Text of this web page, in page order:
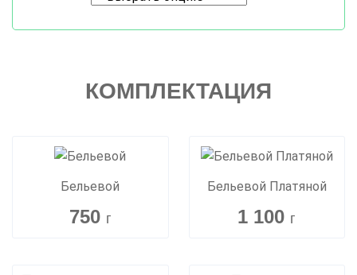
КОМПЛЕКТАЦИЯ
Бельевой
750 г
Бельевой Платяной
1 100 г